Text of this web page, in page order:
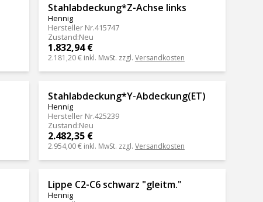
Stahlabdeckung*Z-Achse links
Hennig
Hersteller Nr.415747
Zustand:Neu
1.832,94 €
2.181,20 € inkl. MwSt. zzgl. Versandkosten
Stahlabdeckung*Y-Abdeckung(ET)
Hennig
Hersteller Nr.425239
Zustand:Neu
2.482,35 €
2.954,00 € inkl. MwSt. zzgl. Versandkosten
Lippe C2-C6 schwarz "gleitm."
Hennig